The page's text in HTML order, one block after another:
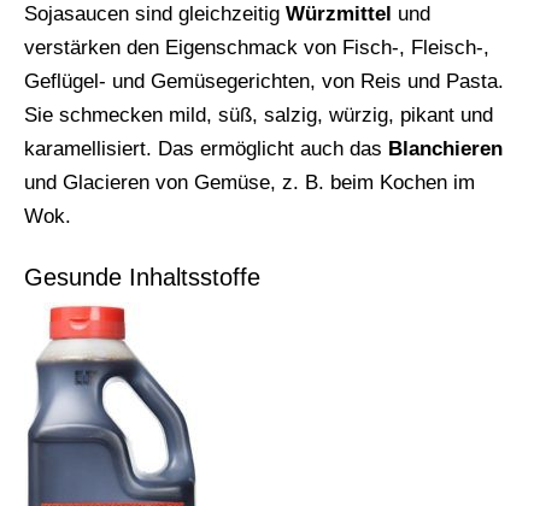
Sojasaucen sind gleichzeitig Würzmittel und
verstärken den Eigenschmack von Fisch-, Fleisch-,
Geflügel- und Gemüsegerichten, von Reis und Pasta.
Sie schmecken mild, süß, salzig, würzig, pikant und
karamellisiert. Das ermöglicht auch das Blanchieren
und Glacieren von Gemüse, z. B. beim Kochen im
Wok.
Gesunde Inhaltsstoffe